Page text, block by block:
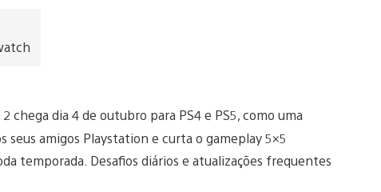
dia 4 de outubro para PS4 e PS5, como uma
amigos Playstation e curta o gameplay 5×5
temporada. Desafios diários e atualizações frequentes